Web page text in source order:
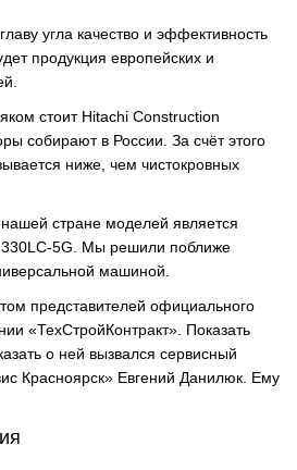
угла качество и эффективность
продукция европейских и
стоит Hitachi Construction
собирают в России. За счёт этого
ниже, чем чистокровных
стране моделей является
330LC-5G. Мы решили поближе
машиной.
представителей официального
«ТехСтройКонтракт». Показать
о ней вызвался сервисный
Красноярск» Евгений Данилюк. Ему